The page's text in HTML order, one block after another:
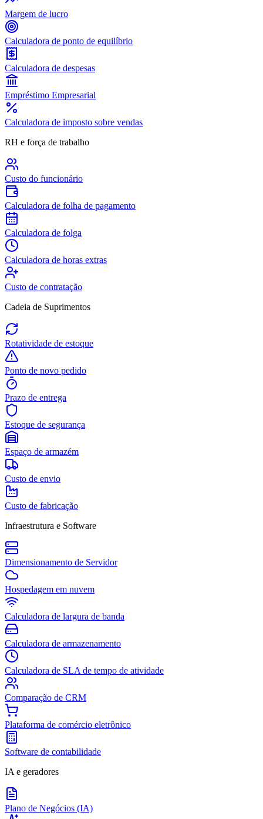
Margem de lucro
Calculadora de ponto de equilíbrio
Calculadora de despesas
Empréstimo Empresarial
Calculadora de imposto sobre vendas
RH e força de trabalho
Custo do funcionário
Calculadora de folha de pagamento
Calculadora de folga
Calculadora de horas extras
Custo de contratação
Cadeia de Suprimentos
Rotatividade de estoque
Ponto de novo pedido
Prazo de entrega
Estoque de segurança
Espaço de armazém
Custo de envio
Custo de fabricação
Infraestrutura e Software
Dimensionamento de Servidor
Hospedagem em nuvem
Calculadora de largura de banda
Calculadora de armazenamento
Calculadora de SLA de tempo de atividade
Comparação de CRM
Plataforma de comércio eletrônico
Software de contabilidade
IA e geradores
Plano de Negócios (IA)